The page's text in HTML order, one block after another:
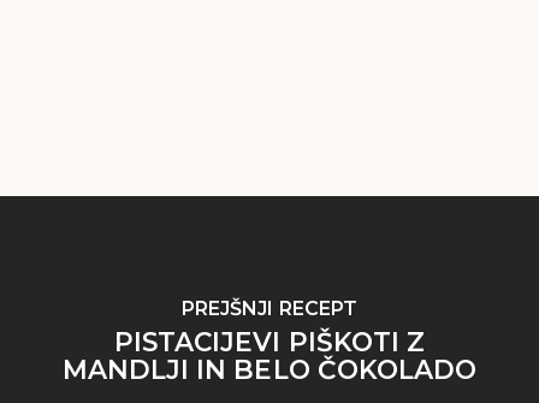
PREJŠNJI RECEPT
PISTACIJEVI PIŠKOTI Z
MANDLJI IN BELO ČOKOLADO